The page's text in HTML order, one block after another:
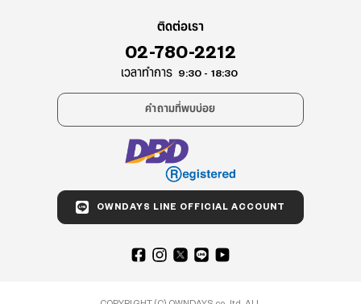
ติดต่อเรา
02-780-2212
เวลาทำการ 9:30 - 18:30
คำถามที่พบบ่อย
OWNDAYS LINE OFFICIAL ACCOUNT